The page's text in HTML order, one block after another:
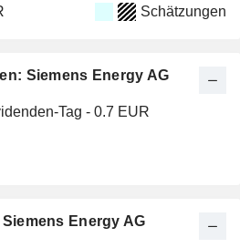
Schätzungen
Siemens Energy AG
Tag - 0.7 EUR
Energy AG